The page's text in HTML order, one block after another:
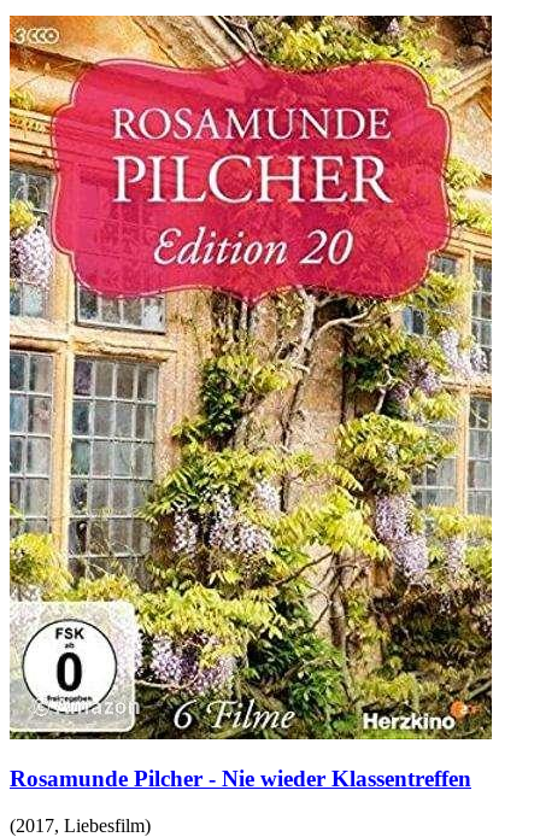
Rosamunde Pilcher - Nie wieder Klassentreffen
(2017, Liebesfilm)